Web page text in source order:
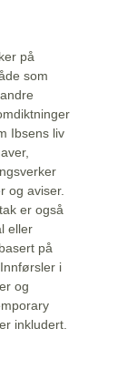
på
som
Ibsens liv
og aviser.
er også
eller
på
i
og
inkludert.